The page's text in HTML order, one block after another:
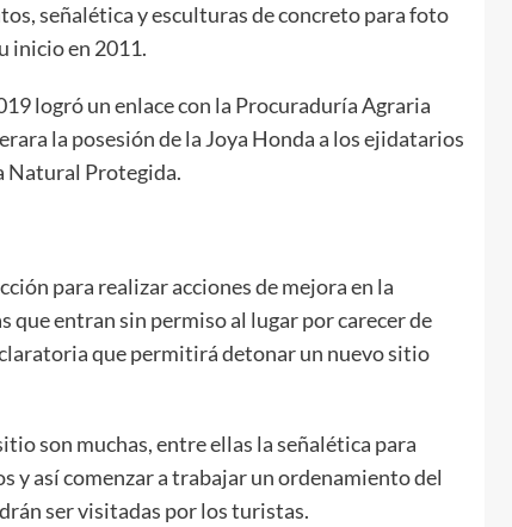
señalética y esculturas de concreto para foto
inicio en 2011.
logró un enlace con la Procuraduría Agraria
la posesión de la Joya Honda a los ejidatarios
Natural Protegida.
para realizar acciones de mejora en la
entran sin permiso al lugar por carecer de
que permitirá detonar un nuevo sitio
son muchas, entre ellas la señalética para
y así comenzar a trabajar un ordenamiento del
ser visitadas por los turistas.